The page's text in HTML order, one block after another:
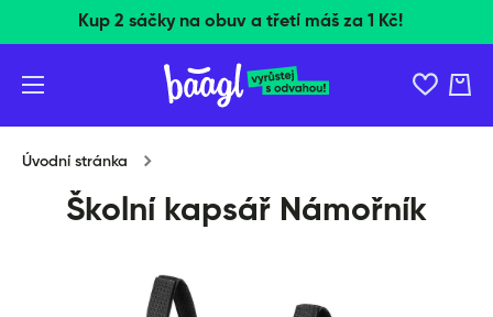
Přeskočit na obsah
Kup 2 sáčky na obuv a třetí máš za 1 Kč!
Košík
Úvodní stránka
Školní kapsář Námořník